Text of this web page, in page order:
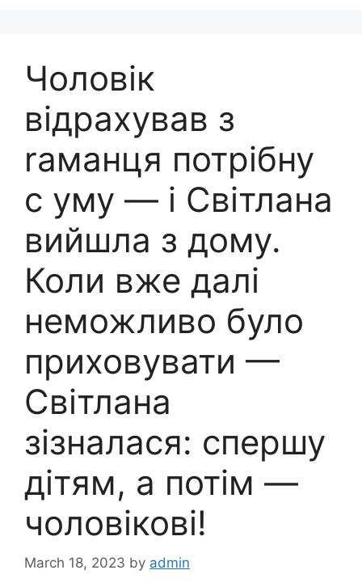
Чоловік
відрахував з
rаманця потрібну
с уму — і Світлана
вийшла з дому.
Коли вже далі
неможливо було
приховувати —
Світлана
зізналася: спершу
дітям, а потім —
чоловікові!
March 18, 2023 by admin